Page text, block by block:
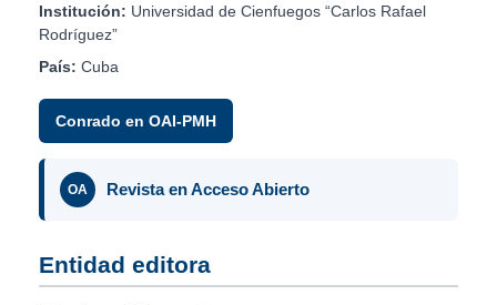
Institución: Universidad de Cienfuegos “Carlos Rafael
Rodríguez”
País: Cuba
Conrado en OAI-PMH
OA Revista en Acceso Abierto
Entidad editora